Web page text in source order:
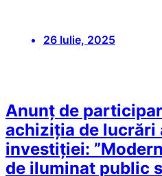
26 Iulie, 2025
Anunț de
achiziția de lucrări
investiției:
de iluminat public